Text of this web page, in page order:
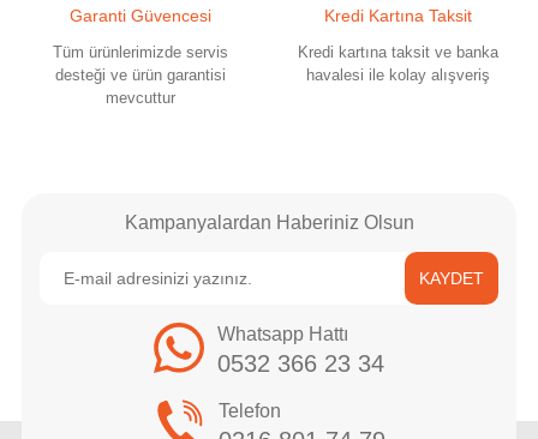
Garanti Güvencesi
Tüm ürünlerimizde servis
desteği ve ürün garantisi
mevcuttur
Kredi Kartına Taksit
Kredi kartına taksit ve banka
havalesi ile kolay alışveriş
Kampanyalardan Haberiniz Olsun
KAYDET
Whatsapp Hattı
0532 366 23 34
Telefon